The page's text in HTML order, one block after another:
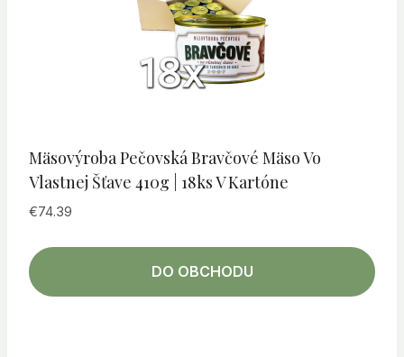
Mäsovýroba Pečovská Bravčové Mäso Vo
Vlastnej Šťave 410g | 18ks V Kartóne
€74.39
DO OBCHODU